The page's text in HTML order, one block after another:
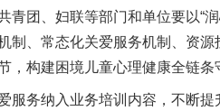
、妇联等部门和单位要以“润
制、常态化关爱服务机制、资
构建困境儿童心理健康全链条
纳入业务培训内容，不断提